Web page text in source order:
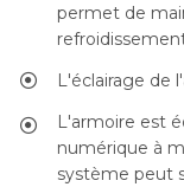
permet de
L'éclairage de
L'armoire est
numérique à
système peut